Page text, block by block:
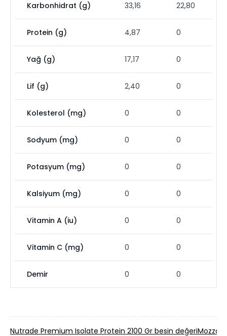
Karbonhidrat (g) 33,16 22,80
Protein (g) 4,87 0
Yağ (g) 17,17 0
Lif (g) 2,40 0
Kolesterol (mg) 0 0
Sodyum (mg) 0 0
Potasyum (mg) 0 0
Kalsiyum (mg) 0 0
Vitamin A (iu) 0 0
Vitamin C (mg) 0 0
Demir 0 0
Nutrade Premium Isolate Protein 2100 Gr besin değeri